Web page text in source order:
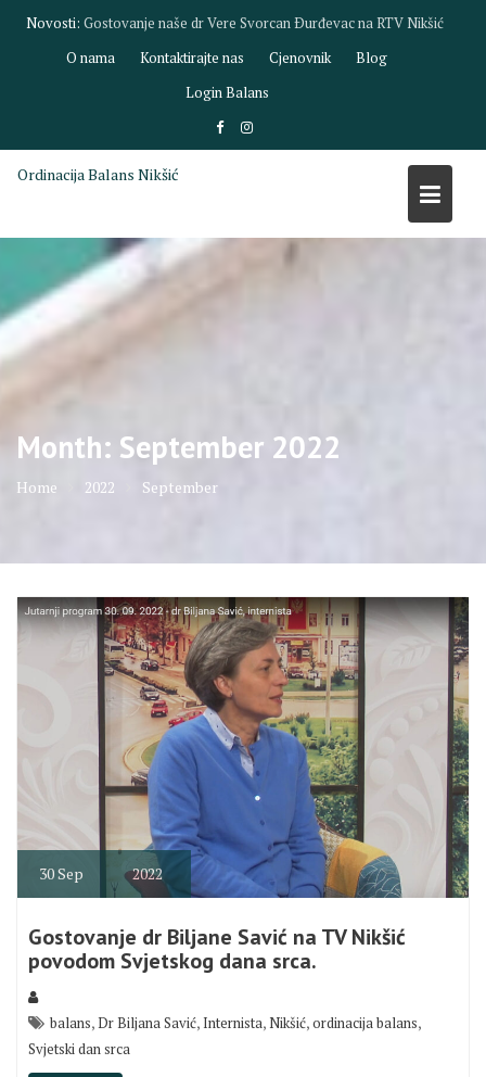
Novosti:Gostovanje dr Biljane Savić na RTV Nikšić
O nama
Kontaktirajte nas Cjenovnik
Blog
Login Balans
Ordinacija Balans Nikšić
Month: September 2022
Home 2022 September
30Sep 2022
Gostovanje dr Biljane Savić na TV Nikšić
povodom Svjetskog dana srca.
balans,Dr Biljana Savić, Internista,Nikšić,ordinacija balans,
Svjetski dan srca